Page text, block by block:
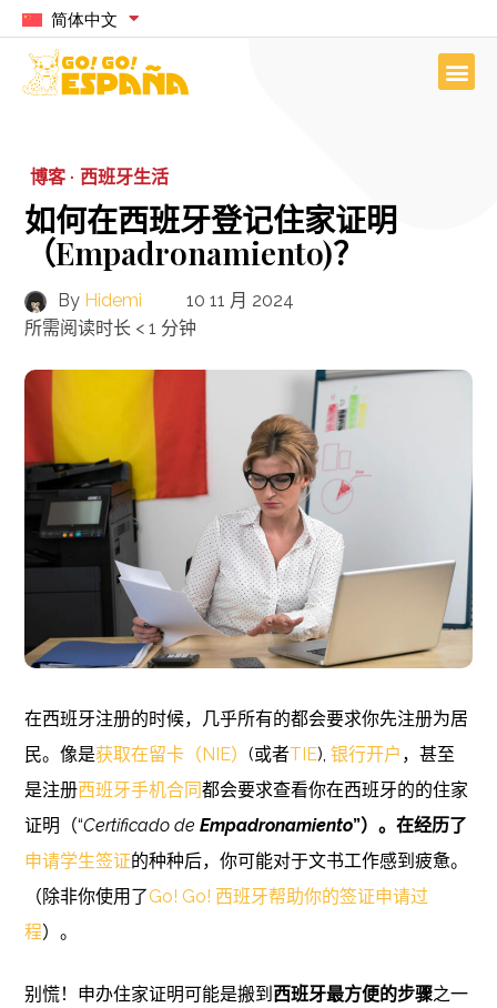
简体中文
博客 · 西班牙生活
如何在西班牙登记住家证明
（Empadronamiento)？
By Hidemi
10 11 月 2024
所需阅读时长 < 1 分钟
在西班牙注册的时候，几乎所有的都会要求你先注册为居
民。像是获取在留卡（NIE）(或者TIE),银行开户 ，甚至
是注册西班牙手机合同都会要求查看你在西班牙的的住家
证明（“Certificado deEmpadronamiento”）。在经历了
申请学生签证的种种后，你可能对于文书工作感到疲惫。
（除非你使用了Go! Go! 西班牙帮助你的签证申请过
程）。
别慌！申办住家证明可能是搬到 西班牙最方便的步骤之一